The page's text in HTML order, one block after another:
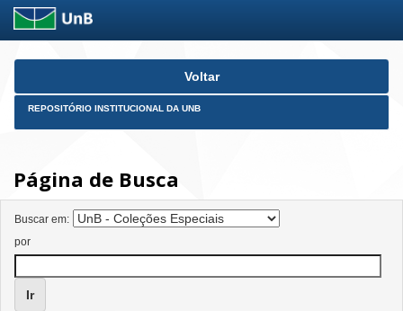
Skip
Voltar
REPOSITÓRIO INSTITUCIONAL DA UNB
Página de Busca
Buscar em:
por